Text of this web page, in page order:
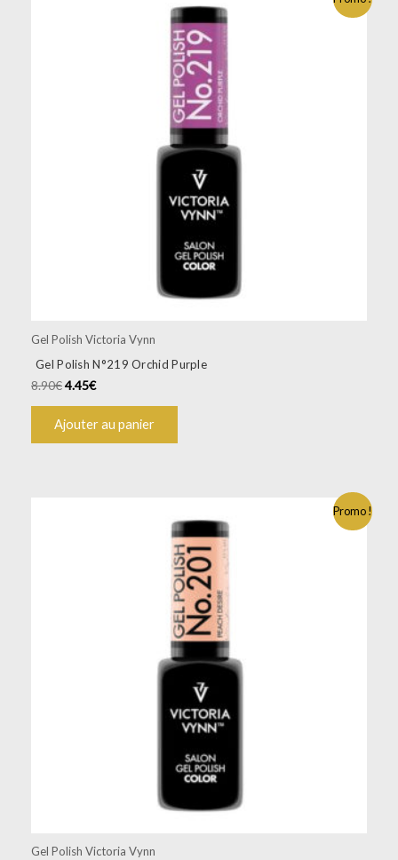
Gel Polish Victoria Vynn
Gel Polish N°219 Orchid Purple
8.90€4.45€
Ajouter au panier
Promo !
Gel Polish Victoria Vynn